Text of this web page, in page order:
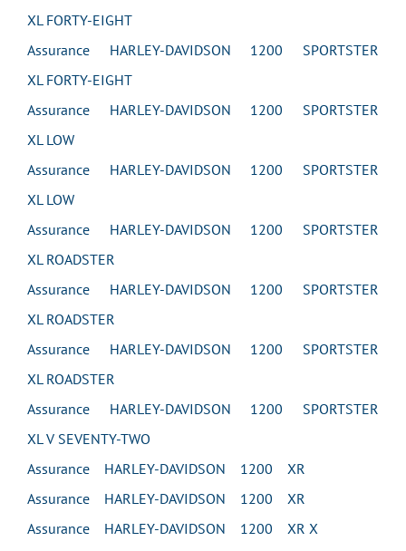
XL FORTY-EIGHT
Assurance HARLEY-DAVIDSON 1200 SPORTSTER
XL FORTY-EIGHT
Assurance HARLEY-DAVIDSON 1200 SPORTSTER
XL LOW
Assurance HARLEY-DAVIDSON 1200 SPORTSTER
XL LOW
Assurance HARLEY-DAVIDSON 1200 SPORTSTER
XL ROADSTER
Assurance HARLEY-DAVIDSON 1200 SPORTSTER
XL ROADSTER
Assurance HARLEY-DAVIDSON 1200 SPORTSTER
XL ROADSTER
Assurance HARLEY-DAVIDSON 1200 SPORTSTER
XL V SEVENTY-TWO
Assurance HARLEY-DAVIDSON 1200 XR
Assurance HARLEY-DAVIDSON 1200 XR
Assurance HARLEY-DAVIDSON 1200 XR X